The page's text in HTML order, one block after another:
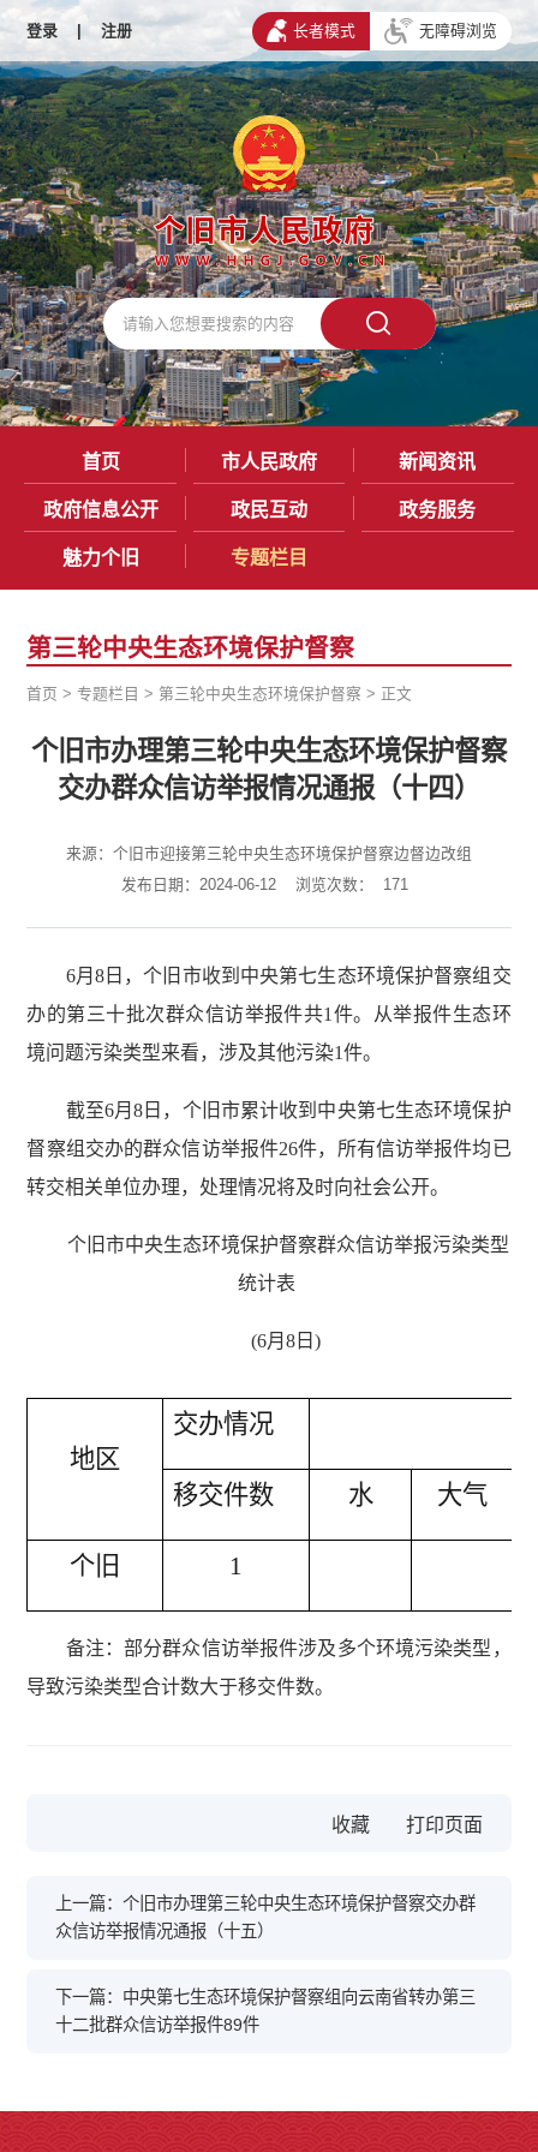
登录 | 注册 长者模式 无障碍浏览
首页 市人民政府 新闻资讯
政府信息公开 政民互动 政务服务
魅力个旧 专题栏目
第三轮中央生态环境保护督察
首页 >专题栏目 > 第三轮中央生态环境保护督察 > 正文
个旧市办理第三轮中央生态环境保护督察
交办群众信访举报情况通报（十四）
来源：个旧市迎接第三轮中央生态环境保护督察边督边改组
发布日期：2024-06-12
浏览次数： 171
6月8日，个旧市收到中央第七生态环境保护督察组交
办的第三十批次群众信访举报件共1件。从举报件生态环
境问题污染类型来看，涉及其他污染1件。
截至6月8日，个旧市累计收到中央第七生态环境保护
督察组交办的群众信访举报件26件，所有信访举报件均已
转交相关单位办理，处理情况将及时向社会公开。
个旧市中央生态环境保护督察群众信访举报污染类型
统计表
(6月8日)
地区
交办情况
移交件数 水 大气
个旧 1
备注：部分群众信访举报件涉及多个环境污染类型，
导致污染类型合计数大于移交件数。
收藏
上一篇：个旧市办理第三轮中央生态环境保护督察交办群
众信访举报情况通报（十五）
下一篇：中央第七生态环境保护督察组向云南省转办第三
十二批群众信访举报件89件